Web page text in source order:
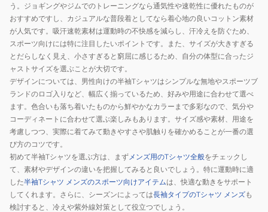
う。ジョギングやジムでのトレーニングなら通気性や速乾性に優れたものが
おすすめですし、カジュアルな普段着としてなら着心地の良いコットン素材
が人気です。吸汗速乾素材は運動時の不快感を減らし、汗冷えを防ぐため、
スポーツ向けには特に注目したいポイントです。また、サイズが大きすぎる
とだらしなく見え、小さすぎると窮屈に感じるため、自分の体型に合ったジ
ャストサイズを選ぶことが大切です。
デザインについては、男性向けの半袖Tシャツはシンプルな無地やスポーツブ
ランドのロゴ入りなど、幅広く揃っているため、好みや用途に合わせて選べ
ます。色合いも落ち着いたものから鮮やかなカラーまで多彩なので、気分や
コーディネートに合わせて選ぶ楽しみもあります。サイズ感や素材、用途を
考慮しつつ、実際に着てみて動きやすさや肌触りを確かめることが一番の選
び方のコツです。
初めて半袖Tシャツを選ぶ方は、まずメンズ用のTシャツ全般をチェックし
て、素材やデザインの違いを把握してみると良いでしょう。特に運動時に適
した半袖Tシャツ メンズのスポーツ向けアイテムは、快適な動きをサポート
してくれます。さらに、シーズンによっては長袖タイプのTシャツ メンズも
検討すると、冷えや紫外線対策として役立つでしょう。